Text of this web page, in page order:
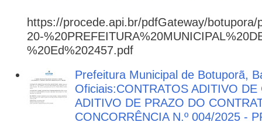
https://procede.api.br/pdfGateway/
20-
%20Ed%202457.pdf
Prefeitura Municipal de Botuporã,
Oficiais:CONTRATOS ADITIVO DE
ADITIVO DE PRAZO DO
CONCORRÊNCIA N.º 004/2025 -